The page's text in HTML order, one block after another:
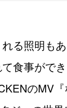
る照明も
食事がで
のMV